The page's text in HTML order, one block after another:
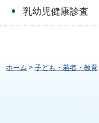
乳幼児健康診査
ホーム > 子ども・若者・教育